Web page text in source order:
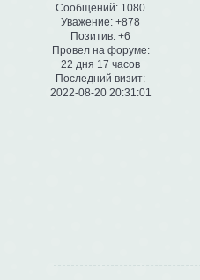
Сообщений: 1080
Уважение: +878
Позитив: +6
Провел на форуме:
22 дня 17 часов
Последний визит:
2022-08-20 20:31:01